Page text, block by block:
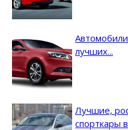
Автомобили
лучших...
Лучшие,
спорткары